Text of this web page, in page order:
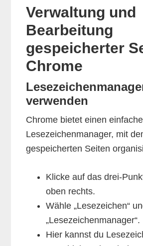
Verwaltung und
Bearbeitung
gespeicherter
Chrome
verwenden
Chrome bietet einen
Lesezeichenmanager, mit
gespeicherten Seiten
Klicke auf das drei-
oben rechts.
Wähle „Lesezeichen“
„Lesezeichenmanager“.
Hier kannst du